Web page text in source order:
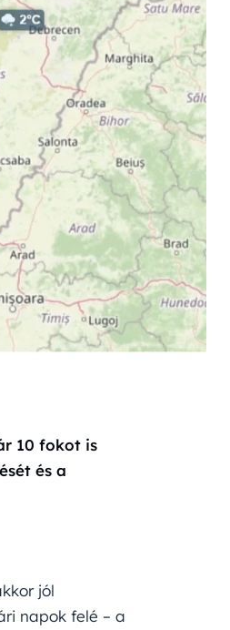
10 fokot is
és a
jól
napok felé – a